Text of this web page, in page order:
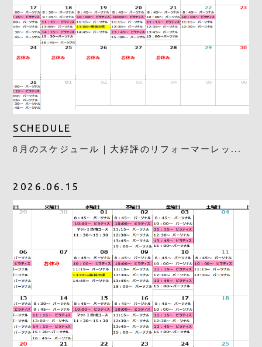
SCHEDULE
8月のスケジュール｜大好評のリフォーマーレッ...
2026.06.15